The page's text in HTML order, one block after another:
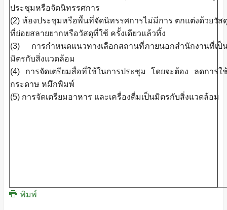
ประชุมหรือจัดนิทรรศการ
(2) ห้องประชุมหรือพื้นที่จัดนิทรรศการไม่มีการ ตกแต่งด้วยวัส
ที่ย่อยสลายยากหรือวัสดุที่ใช้ ครั้งเดียวแล้วทิ้ง
(3) การกำหนดแนวทางเลือกสถานที่ภายนอกสำนักงานที่เป็
มิตรกับสิ่งแวดล้อม
(4) การจัดเตรียมสื่อที่ใช้ในการประชุม โดยจะต้อง ลดการใ
กระดาษ หมึกพิมพ์
(5) การจัดเตรียมอาหาร และเครื่องดื่มเป็นมิตรกับสิ่งแวดล้อม
พิมพ์